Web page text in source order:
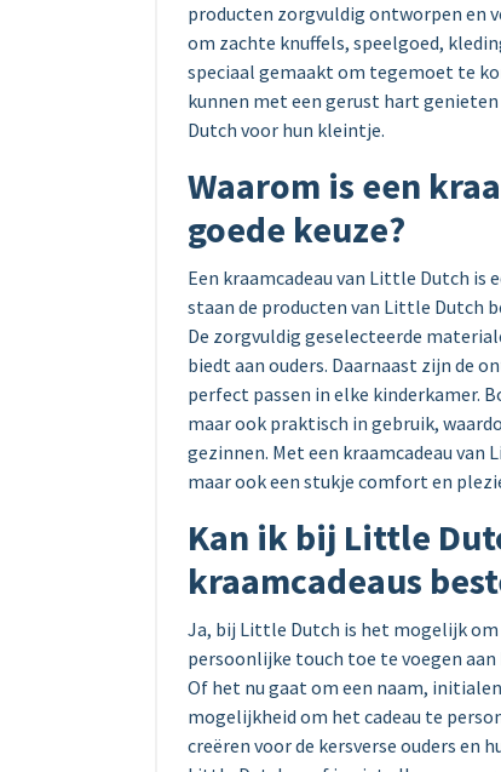
producten zorgvuldig ontworpen en
om zachte knuffels, speelgoed,
speciaal gemaakt om tegemoet te
kunnen met een gerust hart
Dutch voor hun kleintje.
Waarom is een
goede keuze?
Een kraamcadeau van Little Dutch is
staan de producten van Little Dutch
De zorgvuldig geselecteerde
biedt aan ouders. Daarnaast zijn de
perfect passen in elke kinderkamer.
maar ook praktisch in gebruik,
gezinnen. Met een kraamcadeau
maar ook een stukje comfort en
Kan ik bij Little
kraamcadeaus
Ja, bij Little Dutch is het mogelijk om
persoonlijke touch toe te voegen
Of het nu gaat om een naam,
mogelijkheid om het cadeau te
creëren voor de kersverse ouders en